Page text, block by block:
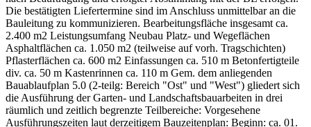
Die bestätigten Liefertermine sind im Anschluss unmittelbar an die
Bauleitung zu kommunizieren. Bearbeitungsfläche insgesamt ca.
2.400 m2 Leistungsumfang Neubau Platz- und Wegeflächen
Asphaltflächen ca. 1.050 m2 (teilweise auf vorh. Tragschichten)
Pflasterflächen ca. 600 m2 Einfassungen ca. 510 m Betonfertigteile
div. ca. 50 m Kastenrinnen ca. 110 m Gem. dem anliegenden
Bauablaufplan 5.0 (2-teilg: Bereich "Ost" und "West") gliedert sich
die Ausführung der Garten- und Landschaftsbauarbeiten in drei
räumlich und zeitlich begrenzte Teilbereiche: Vorgesehene
Ausführungszeiten laut derzeitigem Bauzeitenplan: Beginn: ca. 01.